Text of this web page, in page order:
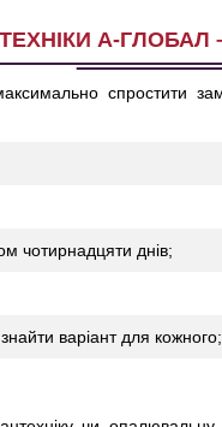
А-
спростити
чотирнадцяти днів;
варіант для кожного;